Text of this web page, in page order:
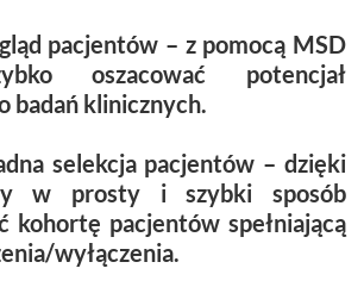
pacjentów – z pomocą MSD
oszacować potencjał
badań klinicznych.
selekcja pacjentów – dzięki
w prosty i szybki sposób
kohortę pacjentów spełniającą
wyłączenia.